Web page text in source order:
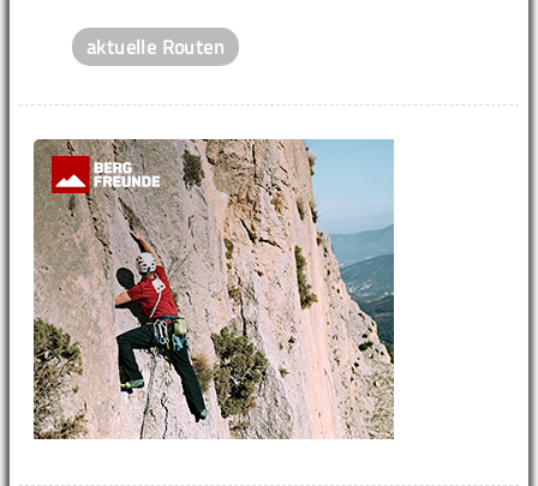
aktuelle Routen